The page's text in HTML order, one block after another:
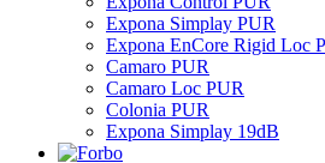
Expona Simplay PUR
Expona EnCore Rigid Loc
Camaro PUR
Camaro Loc PUR
Colonia PUR
Expona Simplay 19dB